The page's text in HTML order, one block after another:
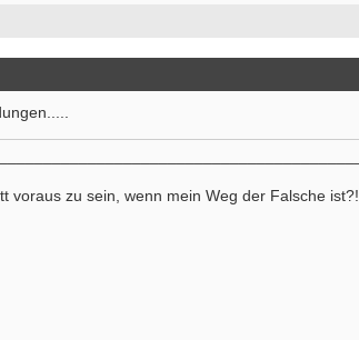
voraus zu sein, wenn mein Weg der Falsche ist?!